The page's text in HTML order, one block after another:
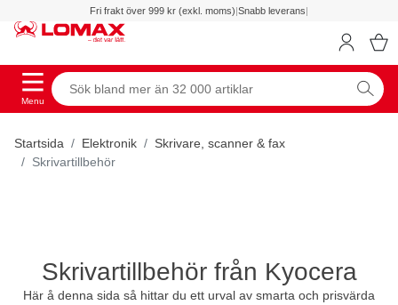
Fri frakt över 999 kr (exkl. moms)|Snabb leverans|
Menu
Startsida Elektronik
Skrivare, scanner & fax
Skrivartillbehör
Skrivartillbehör från Kyocera
Här å denna sida så hittar du ett urval av smarta och prisvärda